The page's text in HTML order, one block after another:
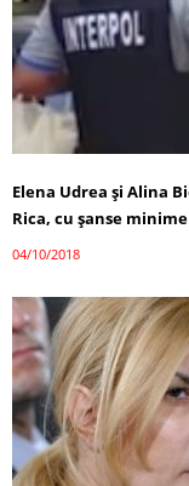
Elena Udrea şi Alina
Rica, cu șanse
04/10/2018